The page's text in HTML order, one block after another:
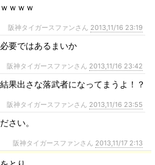
ｗｗｗ
阪神タイガースファンさん 2013,11/16 23:19
要ではあるまいか
阪神タイガースファンさん 2013,11/16 23:42
果出さな落武者になってまうよ！？
阪神タイガースファンさん 2013,11/16 23:55
さい。
阪神タイガースファンさん 2013,11/17 2:13